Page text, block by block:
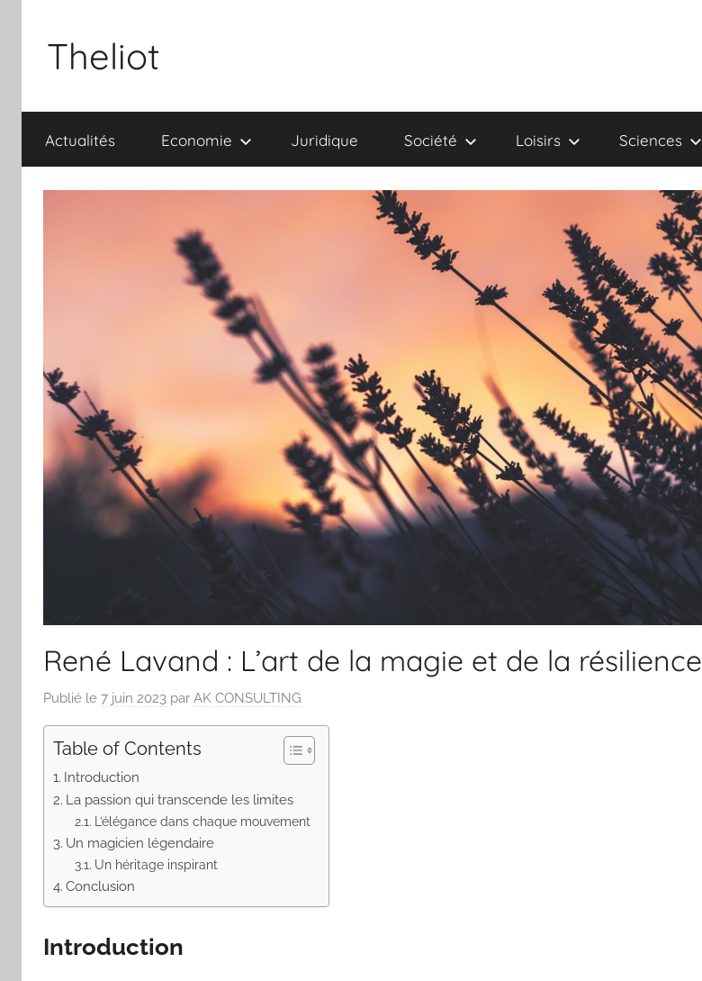
contenu
Theliot
Actualités Economie Juridique Société Loisirs Sciences
René Lavand : L’art de la magie et de la résilience
Publié le 7 juin 2023 par AK CONSULTING
Table of Contents
Introduction
La passion qui transcende les limites
L’élégance dans chaque mouvement
Un magicien légendaire
Un héritage inspirant
Conclusion
Introduction